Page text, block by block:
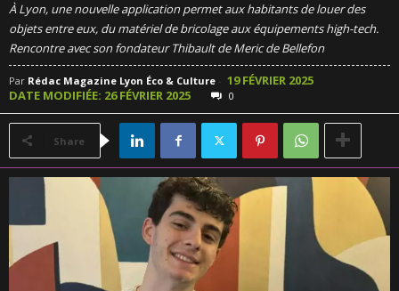
À Lyon, une nouvelle application permet aux habitants de louer des
objets entre eux, du matériel de bricolage aux équipements high-tech.
Rencontre avec son fondateur Thibault de Meric de Bellefon
Par Rédac Magazine Lyon Éco & Culture - 19 FÉVRIER 2025
DATE MODIFIÉE: 26 FÉVRIER 2025
0
Share